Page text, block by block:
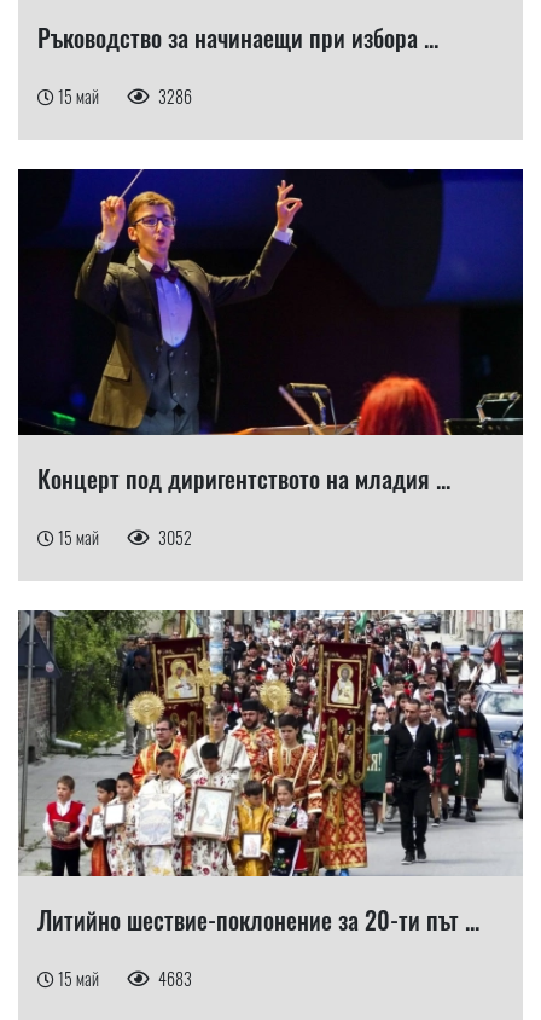
Ръководство за начинаещи при избора ...
15 май 3286
Концерт под диригентството на младия ...
15 май 3052
Литийно шествие-поклонение за 20-ти път ...
15 май 4683